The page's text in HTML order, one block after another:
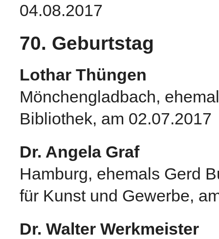
04.08.2017
70. Geburtstag
Lothar Thüngen
Mönchengladbach,
Bibliothek, am 02.07.2017
Dr. Angela Graf
Hamburg, ehemals Gerd
für Kunst und Gewerbe,
Dr. Walter Werkmeister